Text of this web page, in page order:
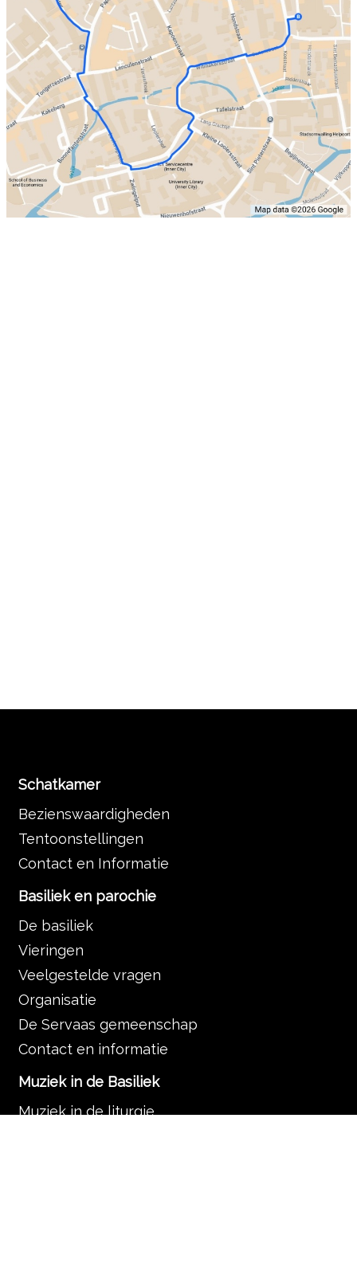
Schatkamer
Bezienswaardigheden
Tentoonstellingen
Contact en Informatie
Basiliek en parochie
De basiliek
Vieringen
Veelgestelde vragen
Organisatie
De Servaas gemeenschap
Contact en informatie
Muziek in de Basiliek
Muziek in de liturgie